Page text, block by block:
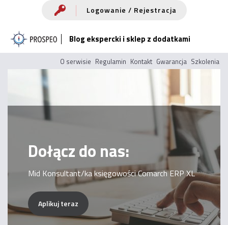
treści
Logowanie / Rejestracja
Blog ekspercki i sklep z dodatkami
O serwisie Regulamin Kontakt Gwarancja Szkolenia
Dołącz do nas:
Mid Konsultant/ka księgowości Comarch ERP XL
Aplikuj teraz